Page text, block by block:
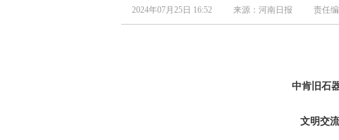
2024年07月25日 16:52 来源：河南日报 责任
中肯旧石
文明交